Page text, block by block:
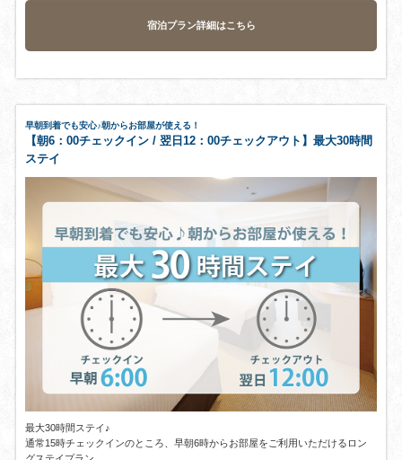
宿泊プラン詳細はこちら
早朝到着でも安心♪朝からお部屋が使える！
【朝6：00チェックイン / 翌日12：00チェックアウト】最大30時間
ステイ
最大30時間ステイ♪
通常15時チェックインのところ、早朝6時からお部屋をご利用いただけるロン